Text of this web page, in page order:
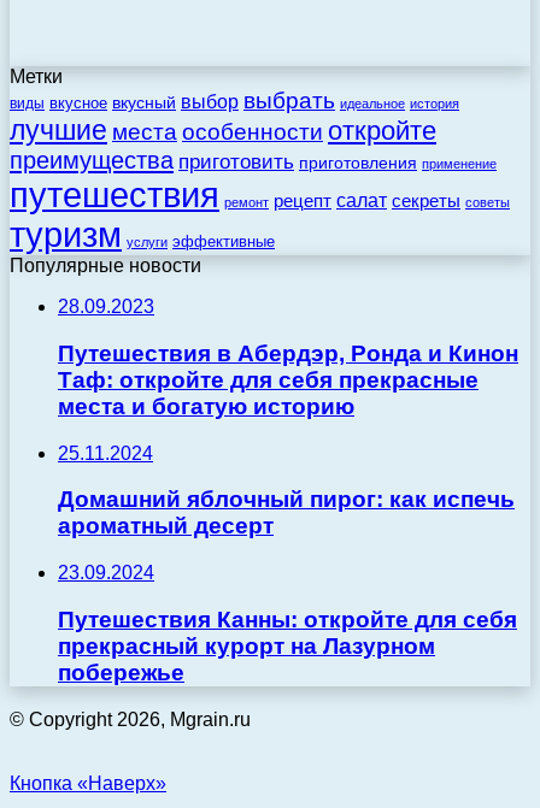
Метки
виды вкусное вкусный выбор выбрать идеальное история
лучшие местаособенности откройте
преимущества приготовить приготовления применение
путешествия ремонт рецепт салат секреты советы
туризм услуги эффективные
Популярные новости
28.09.2023
Путешествия в Абердэр, Ронда и Кинон
Таф: откройте для себя прекрасные
места и богатую историю
25.11.2024
Домашний яблочный пирог: как испечь
ароматный десерт
23.09.2024
Путешествия Канны: откройте для себя
прекрасный курорт на Лазурном
побережье
© Copyright 2026, Mgrain.ru
Кнопка «Наверх»